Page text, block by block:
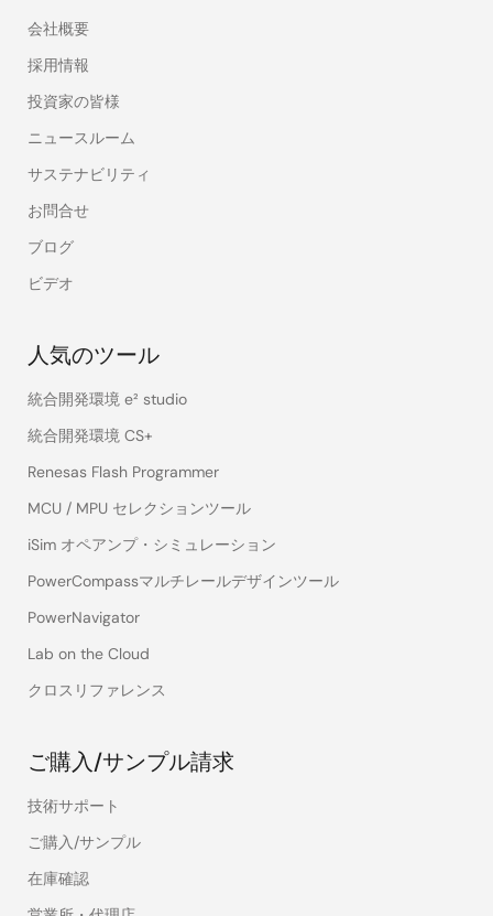
会社概要
採用情報
投資家の皆様
ニュースルーム
サステナビリティ
お問合せ
ブログ
ビデオ
人気のツール
統合開発環境 e² studio
統合開発環境 CS+
Renesas Flash Programmer
MCU / MPU セレクションツール
iSim オペアンプ・シミュレーション
PowerCompassマルチレールデザインツール
PowerNavigator
Lab on the Cloud
クロスリファレンス
ご購入/サンプル請求
技術サポート
ご購入/サンプル
在庫確認